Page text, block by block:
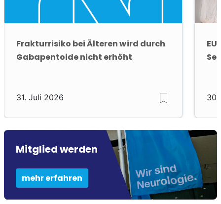
Frakturrisiko bei Älteren wird durch
Gabapentoide nicht erhöht
31. Juli 2026 30.
Mitglied werden
mehr erfahren